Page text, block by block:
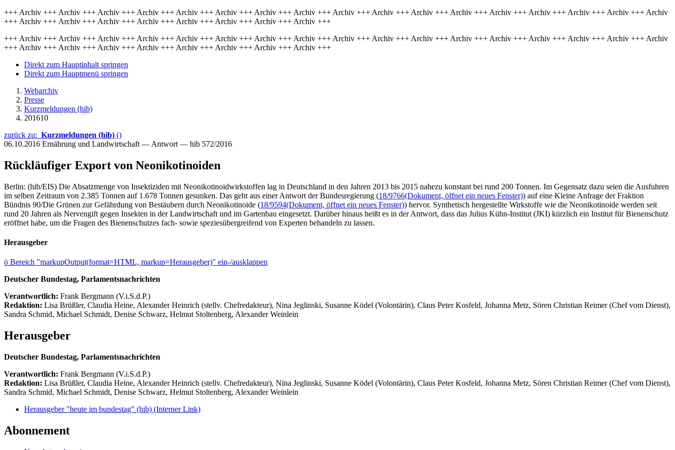
+++ Archiv +++ Archiv +++ Archiv +++ Archiv +++ Archiv +++ Archiv +++ Archiv +++ Archiv +++ Archiv +++ Archiv +++ Archiv +++ Archiv +++ Archiv +++ Archiv +++ Archiv +++ Archiv +++ Archiv
+++ Archiv +++ Archiv +++ Archiv +++ Archiv +++ Archiv +++ Archiv +++ Archiv +++ Archiv +++
+++ Archiv +++ Archiv +++ Archiv +++ Archiv +++ Archiv +++ Archiv +++ Archiv +++ Archiv +++ Archiv +++ Archiv +++ Archiv +++ Archiv +++ Archiv +++ Archiv +++ Archiv +++ Archiv +++ Archiv
+++ Archiv +++ Archiv +++ Archiv +++ Archiv +++ Archiv +++ Archiv +++ Archiv +++ Archiv +++
Direkt zum Hauptinhalt springen
Direkt zum Hauptmenü springen
Webarchiv
Presse
Kurzmeldungen (hib)
201610
zurück zu: Kurzmeldungen (hib) ()
06.10.2016 Ernährung und Landwirtschaft — Antwort — hib 572/2016
Rückläufiger Export von Neonikotinoiden
Berlin: (hib/EIS) Die Absatzmenge von Insektiziden mit Neonikotinoidwirkstoffen lag in Deutschland in den Jahren 2013 bis 2015 nahezu konstant bei rund 200 Tonnen. Im Gegensatz dazu seien die Ausfuhren
im selben Zeitraum von 2.385 Tonnen auf 1.678 Tonnen gesunken. Das geht aus einer Antwort der Bundesregierung (18/9766(Dokument, öffnet ein neues Fenster)) auf eine Kleine Anfrage der Fraktion
Bündnis 90/Die Grünen zur Gefährdung von Bestäubern durch Neonikotinoide (18/9594(Dokument, öffnet ein neues Fenster)) hervor. Synthetisch hergestellte Wirkstoffe wie die Neonikotinoide werden seit
rund 20 Jahren als Nervengift gegen Insekten in der Landwirtschaft und im Gartenbau eingesetzt. Darüber hinaus heißt es in der Antwort, dass das Julius Kühn-Institut (JKI) kürzlich ein Institut für Bienenschutz
eröffnet habe, um die Fragen des Bienenschutzes fach- sowie speziesübergreifend von Experten behandeln zu lassen.
Herausgeber
ö Bereich "markupOutput(format=HTML, markup=Herausgeber)" ein-/ausklappen
Deutscher Bundestag, Parlamentsnachrichten
Verantwortlich: Frank Bergmann (V.i.S.d.P.)
Redaktion: Lisa Brüßler, Claudia Heine, Alexander Heinrich (stellv. Chefredakteur), Nina Jeglinski, Susanne Ködel (Volontärin), Claus Peter Kosfeld, Johanna Metz, Sören Christian Reimer (Chef vom Dienst),
Sandra Schmid, Michael Schmidt, Denise Schwarz, Helmut Stoltenberg, Alexander Weinlein
Herausgeber
Deutscher Bundestag, Parlamentsnachrichten
Verantwortlich: Frank Bergmann (V.i.S.d.P.)
Redaktion: Lisa Brüßler, Claudia Heine, Alexander Heinrich (stellv. Chefredakteur), Nina Jeglinski, Susanne Ködel (Volontärin), Claus Peter Kosfeld, Johanna Metz, Sören Christian Reimer (Chef vom Dienst),
Sandra Schmid, Michael Schmidt, Denise Schwarz, Helmut Stoltenberg, Alexander Weinlein
Herausgeber "heute im bundestag" (hib) (Interner Link)
Abonnement